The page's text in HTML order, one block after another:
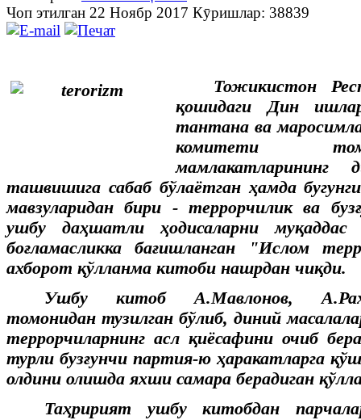
Чоп этилган 22 Ноябр 2017 Кӯришлар: 38839
Тожикистон
қошидаги Дин
тантана ва
комитети
мамлакатларининг
ташвишига сабаб бўлаётган ҳамда
мавзуларидан бири - террорчилик ва
ушбу даҳшатли ҳодисаларни
боғламасликка бағишланган "Ислом
ахборот қўлланма китоби нашрдан чиқди.
Ушбу китоб А.Мавлонов,
томонидан тузилган бўлиб, диний
террорчиларнинг асл қиёсафини очиб
турли бузғунчи партия-ю ҳаракатларга
олдини олишда яхши самара берадиган
Таҳририят ушбу китобдан